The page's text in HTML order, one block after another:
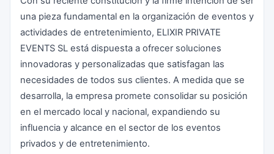
una pieza fundamental en la organización de eventos y
actividades de entretenimiento, ELIXIR PRIVATE
EVENTS SL está dispuesta a ofrecer soluciones
innovadoras y personalizadas que satisfagan las
necesidades de todos sus clientes. A medida que se
desarrolla, la empresa promete consolidar su posición
en el mercado local y nacional, expandiendo su
influencia y alcance en el sector de los eventos
privados y de entretenimiento.